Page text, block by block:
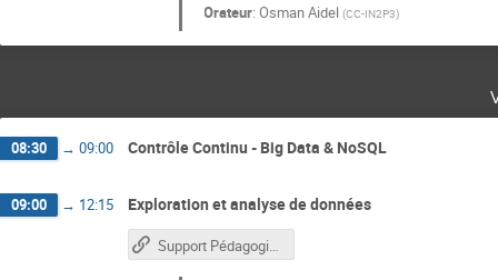
Orateur:Osman Aidel (CC-IN2P3)
08:30 → 09:00 Contrôle Continu - Big Data & NoSQL
09:00 → 12:15 Exploration et analyse de données